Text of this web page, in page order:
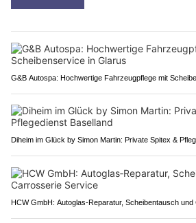
G&B Autospa: Hochwertige Fahrzeugpflege mit
Diheim im Glück by Simon Martin: Private Spitex &
HCW GmbH: Autoglas‑Reparatur, Scheibentausch